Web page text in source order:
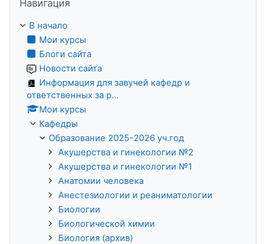
Навигация
В начало
Мои курсы
Блоги сайта
Новости сайта
Информация для завучей кафедр и
ответственных за р...
Мои курсы
Кафедры
Образование 2025-2026 уч.год
Акушерства и гинекологии №2
Акушерства и гинекологии №1
Анатомии человека
Анестезиологии и реаниматологии
Биологии
Биологической химии
Биология (архив)